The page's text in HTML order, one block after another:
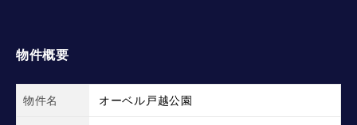
物件概要
物件名 オーベル戸越公園